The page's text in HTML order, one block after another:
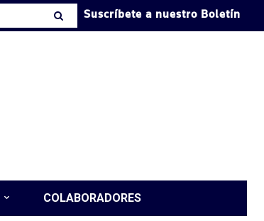
Suscríbete a nuestro Boletín
COLABORADORES